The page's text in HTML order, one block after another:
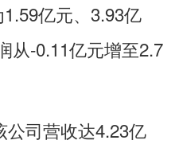
亿元、3.93亿
从-0.11亿元增至2.7
司营收达4.23亿